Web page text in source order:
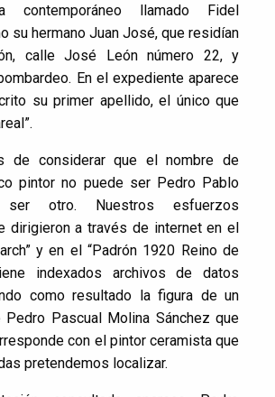
contemporáneo llamado Fidel
su hermano Juan José, que residían
calle José León número 22, y
En el expediente aparece
su primer apellido, el único que
de considerar que el nombre de
pintor no puede ser Pedro Pablo
ser otro. Nuestros esfuerzos
dirigieron a través de internet en el
y en el “Padrón 1920 Reino de
indexados archivos de datos
como resultado la figura de un
Pascual Molina Sánchez que
con el pintor ceramista que
pretendemos localizar.